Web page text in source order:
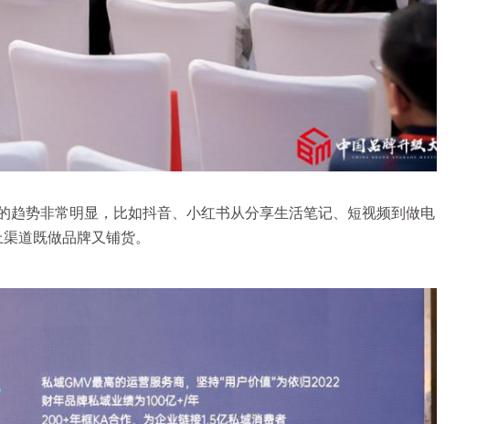
势非常明显，比如抖音、小红书从分享生活笔记、短视频到做电
道既做品牌又铺货。